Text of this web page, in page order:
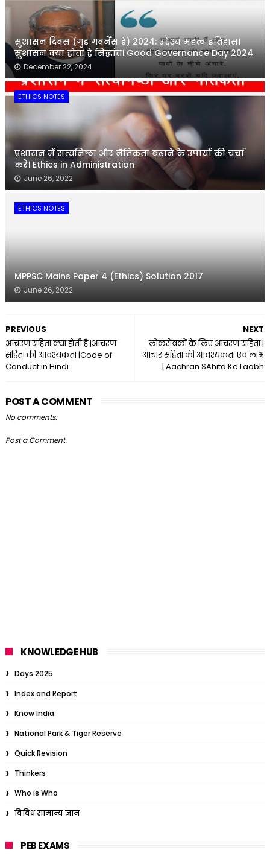
सुशासन दिवस (गुड गवर्नेंस डे) 2024: उद्देश्य महत्व इतिहास।
सुशासन क्या होता है सिद्धांत। Good Governance Day 2024
December 22, 2024
ETHICS NOTES
प्रशासन में सत्यनिष्ठा और नैतिकता बढ़ाने के उपायों की चर्चा
करें। Ethics in Administration
June 26, 2022
ETHICS NOTES
MPPSC Mains Paper 4 (Ethics) Solution 2017
June 26, 2022
NEXT
लोकसेवकों के लिए आचरण संहिता |
आचार संहिता की आवश्यकता एवं लाभ
| Aachran SAhita Ke Laabh
PREVIOUS
आचरण संहिता क्या होती है |आचरण
संहिता की आवश्यकता |Code of
Conduct in Hindi
POST A COMMENT
No comments:
Post a Comment
KNOWLEDGE HUB
Days 2025
Index and Report
Know India
National Park & Tiger Reserve
Quick Revision
Thinkers
Who is Who
विविध सामान्य ज्ञान
PEB EXAMS